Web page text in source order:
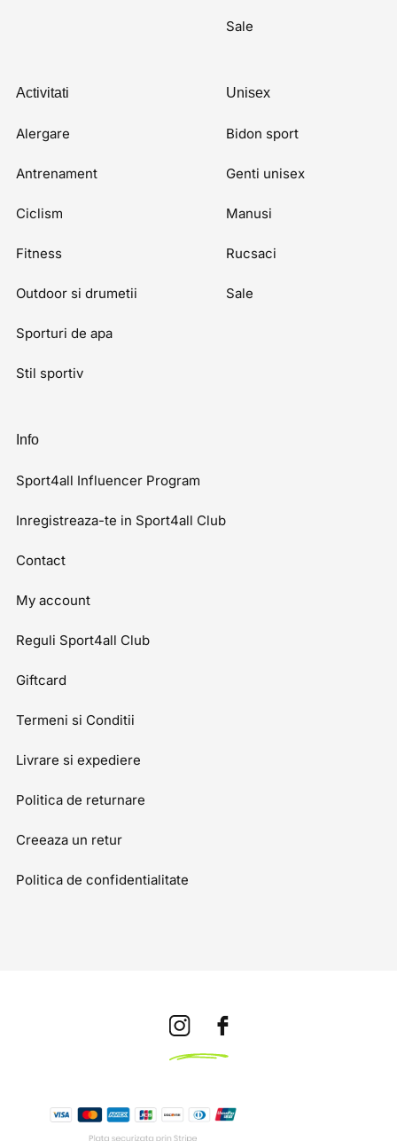
Sale
Activitati
Alergare
Antrenament
Ciclism
Fitness
Outdoor si drumetii
Sporturi de apa
Stil sportiv
Unisex
Bidon sport
Genti unisex
Manusi
Rucsaci
Sale
Info
Sport4all Influencer Program
Inregistreaza-te in Sport4all Club
Contact
My account
Reguli Sport4all Club
Giftcard
Termeni si Conditii
Livrare si expediere
Politica de returnare
Creeaza un retur
Politica de confidentialitate